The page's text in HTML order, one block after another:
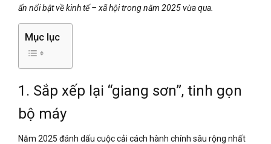
ấn nổi bật về kinh tế – xã hội trong năm 2025 vừa qua.
Mục lục
1. Sắp xếp lại “giang sơn”, tinh gọn
bộ máy
Năm 2025 đánh dấu cuộc cải cách hành chính sâu rộng nhất